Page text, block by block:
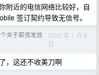
附近的电信网络比较好，自
签订契约导致无信号。
关于薪资发放
2025 年 1 月 8
日
，这还不收美刀啊